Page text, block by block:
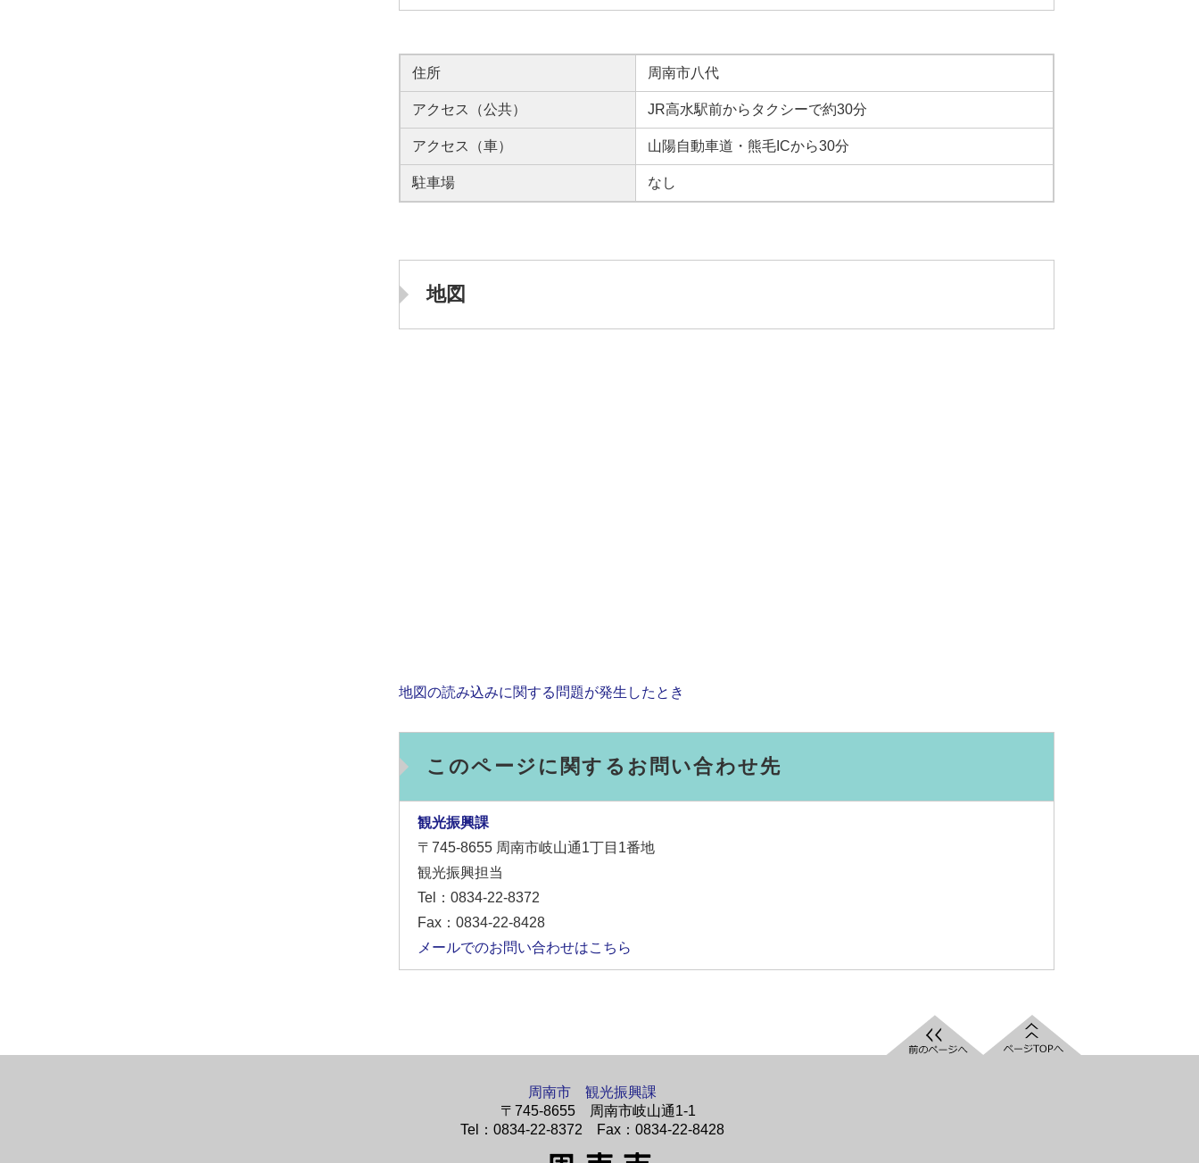
住所 周南市八代
アクセス（公共） JR高水駅前からタクシーで約30分
アクセス（車） 山陽自動車道・熊毛ICから30分
駐車場 なし
地図
地図の読み込みに関する問題が発生したとき
このページに関するお問い合わせ先
観光振興課
〒745-8655 周南市岐山通1丁目1番地
観光振興担当
Tel：0834-22-8372
Fax：0834-22-8428
メールでのお問い合わせはこちら
周南市 観光振興課
〒745-8655 周南市岐山通1-1
Tel：0834-22-8372 Fax：0834-22-8428